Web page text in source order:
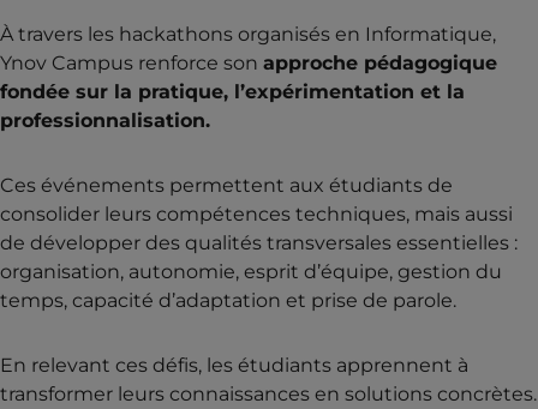
À travers les hackathons organisés en Informatique,
Ynov Campus renforce son approche pédagogique
fondée sur la pratique, l’expérimentation et la
professionnalisation.
Ces événements permettent aux étudiants de
consolider leurs compétences techniques, mais aussi
de développer des qualités transversales essentielles :
organisation, autonomie, esprit d’équipe, gestion du
temps, capacité d’adaptation et prise de parole.
En relevant ces défis, les étudiants apprennent à
transformer leurs connaissances en solutions concrètes.